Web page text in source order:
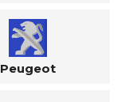
Peugeot